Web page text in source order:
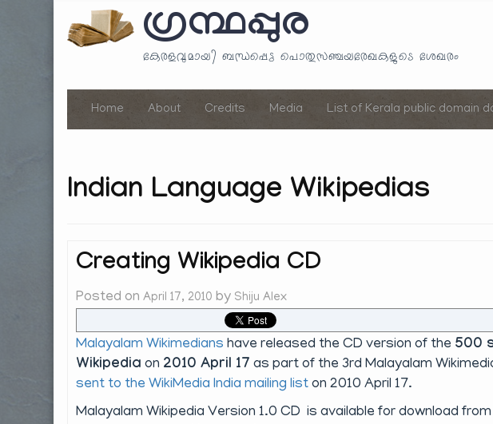
ഗ്രന്ഥപ്പുര
കേരളവുമായി ബന്ധപ്പെട്ട പൊതുസഞ്ചയരേഖകളുടെ ശേഖരം
Home About Credits Media List of Kerala public domain
Indian Language Wikipedias
Creating Wikipedia CD
Posted onApril 17, 2010 by Shiju Alex
Malayalam Wikimedians have released the CD version of the 500
Wikipedia on 2010 April 17 as part of the 3rd Malayalam
sent to the WikiMedia India mailing list on 2010 April 17.
Malayalam Wikipedia Version 1.0 CD is available for download